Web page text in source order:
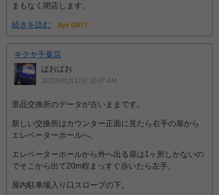
まもなく閉店します。
続きを読む 8pt GET!
キクヤ千葉店
ぱおぱお
2022年01月12日 10:47 AM
景品交換所のデータが古いままです。
新しい交換所はカウンター正面に見たら右手の扉から
エレベーターホールへ。
エレベーターホールから外へ出る扉は1ヶ所しかないの
でそこから出て20m程まっすぐ歩いたら左手。
屋内駐車場入り口スロープの下。